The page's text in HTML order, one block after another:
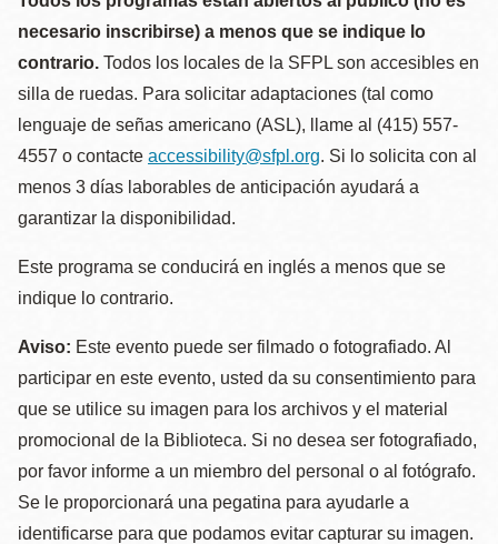
necesario inscribirse) a menos que se indique lo
contrario. Todos los locales de la SFPL son accesibles en
silla de ruedas. Para solicitar adaptaciones (tal como
lenguaje de señas americano (ASL), llame al (415) 557-
4557 o contacte accessibility@sfpl.org. Si lo solicita con al
menos 3 días laborables de anticipación ayudará a
garantizar la disponibilidad.
Este programa se conducirá en inglés a menos que se
indique lo contrario.
Aviso: Este evento puede ser filmado o fotografiado. Al
participar en este evento, usted da su consentimiento para
que se utilice su imagen para los archivos y el material
promocional de la Biblioteca. Si no desea ser fotografiado,
por favor informe a un miembro del personal o al fotógrafo.
Se le proporcionará una pegatina para ayudarle a
identificarse para que podamos evitar capturar su imagen.